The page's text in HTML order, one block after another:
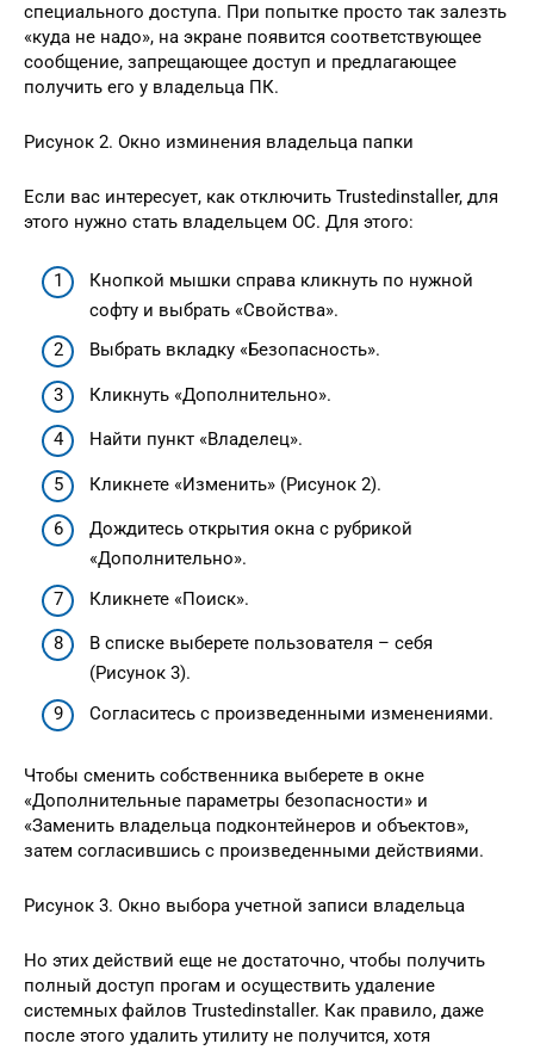
специального доступа. При попытке просто так залезть
«куда не надо», на экране появится соответствующее
сообщение, запрещающее доступ и предлагающее
получить его у владельца ПК.
Рисунок 2. Окно изминения владельца папки
Если вас интересует, как отключить Trustedinstaller, для
этого нужно стать владельцем ОС. Для этого:
Кнопкой мышки справа кликнуть по нужной
софту и выбрать «Свойства».
Выбрать вкладку «Безопасность».
Кликнуть «Дополнительно».
Найти пункт «Владелец».
Кликнете «Изменить» (Рисунок 2).
Дождитесь открытия окна с рубрикой
«Дополнительно».
Кликнете «Поиск».
В списке выберете пользователя – себя
(Рисунок 3).
Согласитесь с произведенными изменениями.
Чтобы сменить собственника выберете в окне
«Дополнительные параметры безопасности» и
«Заменить владельца подконтейнеров и объектов»,
затем согласившись с произведенными действиями.
Рисунок 3. Окно выбора учетной записи владельца
Но этих действий еще не достаточно, чтобы получить
полный доступ прогам и осуществить удаление
системных файлов Trustedinstaller. Как правило, даже
после этого удалить утилиту не получится, хотя